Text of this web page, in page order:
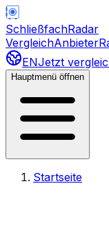
SchließfachRadar
VergleichAnbieter
ENJetzt
Hauptmenü öffnen
Startseite